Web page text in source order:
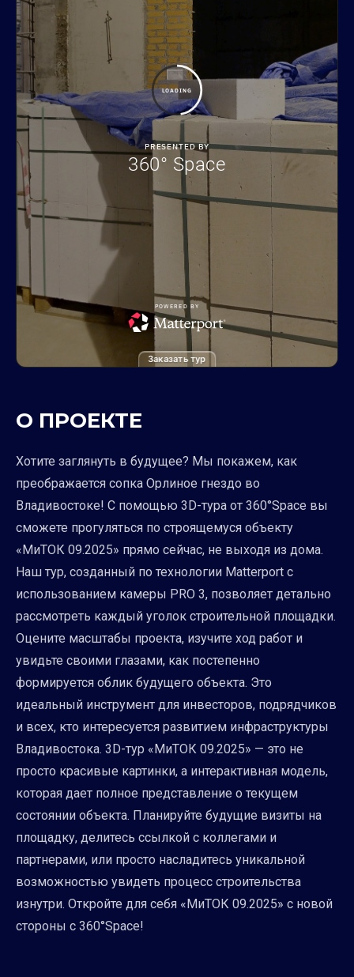
Заказать тур
О ПРОЕКТЕ
Хотите заглянуть в будущее? Мы покажем, как
преображается сопка Орлиное гнездо во
Владивостоке! С помощью 3D-тура от 360°Space вы
сможете прогуляться по строящемуся объекту
«МиТОК 09.2025» прямо сейчас, не выходя из дома.
Наш тур, созданный по технологии Matterport с
использованием камеры PRO 3, позволяет детально
рассмотреть каждый уголок строительной площадки.
Оцените масштабы проекта, изучите ход работ и
увидьте своими глазами, как постепенно
формируется облик будущего объекта. Это
идеальный инструмент для инвесторов, подрядчиков
и всех, кто интересуется развитием инфраструктуры
Владивостока. 3D-тур «МиТОК 09.2025» — это не
просто красивые картинки, а интерактивная модель,
которая дает полное представление о текущем
состоянии объекта. Планируйте будущие визиты на
площадку, делитесь ссылкой с коллегами и
партнерами, или просто насладитесь уникальной
возможностью увидеть процесс строительства
изнутри. Откройте для себя «МиТОК 09.2025» с новой
стороны с 360°Space!